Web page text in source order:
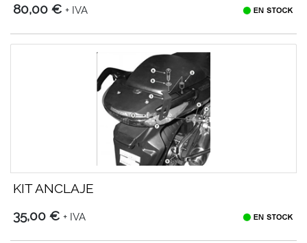
80,00 € + IVA
KIT ANCLAJE
35,00 € + IVA